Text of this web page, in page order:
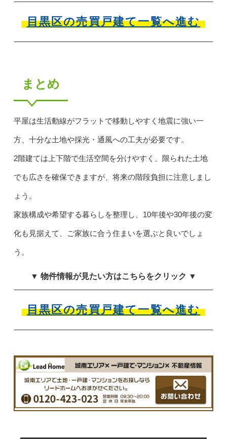
目黒区の売買戸建て一覧へ進む
まとめ
平屋は生活動線がフラットで移動しやすく地震に強い一
方、十分な土地や採光・通風への工夫が必要です。
2階建ては上下階で生活空間を分けやすく、限られた土地
でも広さを確保できますが、将来の階段負担に注意しまし
ょう。
家族構成や希望する暮らしを整理し、10年後や30年後の変
化も見据えて、ご家族に合う住まいを選ぶと良いでしょ
う。
▼ 物件情報が見たい方はこちらをクリック ▼
目黒区の売買戸建て一覧へ進む